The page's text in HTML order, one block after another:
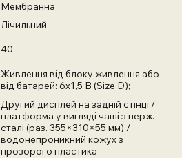
Мембранна
Лічильний
40
Живлення від блоку живлення або
від батарей: 6х1,5 В (Size D);
Другий дисплей на задній стінці /
платформа у вигляді чаші з нерж.
сталі (раз. 355×310×55 мм) /
водонепроникний кожух з
прозорого пластика